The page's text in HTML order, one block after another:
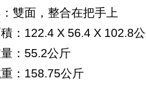
雙面，整合在把手上
：122.4 X 56.4 X 102.8
：55.2公斤
：158.75公斤